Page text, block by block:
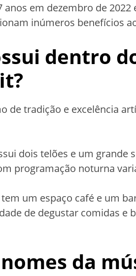
anos em dezembro de
inúmeros benefícios
dentro
?
de tradição e excelência
dois telões e um grande
programação noturna
um espaço café e um
de degustar comidas e
da